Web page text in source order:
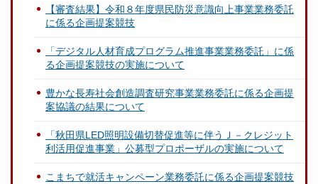
【審査結果】令和８年度県民防災意識向上事業業務委託
に係る企画提案競技
「デジタル人材育成プログラム推進事業業務委託」に係
る企画提案競技の実施について
豊かな長寿社会創造調査研究事業業務委託に係る企画提
案協議の結果について
「秋田県LED照明設備切替促進等に伴うＪ－クレジット
利活用促進事業」公募型プロポーザルの実施について
こまちで就活キャンペーン業務委託に係る企画提案競技